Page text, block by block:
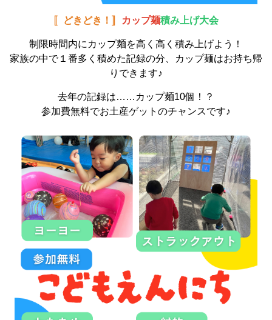
〚どきどき！〛 カップ麺積み上げ大会
制限時間内にカップ麺を高く高く積み上げよう！
家族の中で１番多く積めた記録の分、カップ麺はお持ち帰
りできます♪
去年の記録は……カップ麺10個！？
参加費無料でお土産ゲットのチャンスです♪